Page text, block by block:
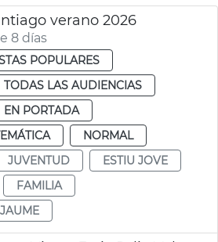
verano 2026
8 días
POPULARES
TODAS LAS AUDIENCIAS
EN PORTADA
NORMAL
JUVENTUD
ESTIU JOVE
FAMILIA